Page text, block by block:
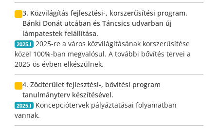
3. Közvilágítás fejlesztési-, korszerűsítési program.
Bánki Donát utcában és Táncsics udvarban új
lámpatestek felállítása.
2025.I
2025-re a város közvilágításának korszerűsítése
közel 100%-ban megvalósul. A további bővítés tervei a
2025-ös évben elkészülnek.
4. Zödterület fejlesztési-, bővítési program
tanulmányterv készítésével.
2025.I
Koncepciótervek pályáztatásai folyamatban
vannak.